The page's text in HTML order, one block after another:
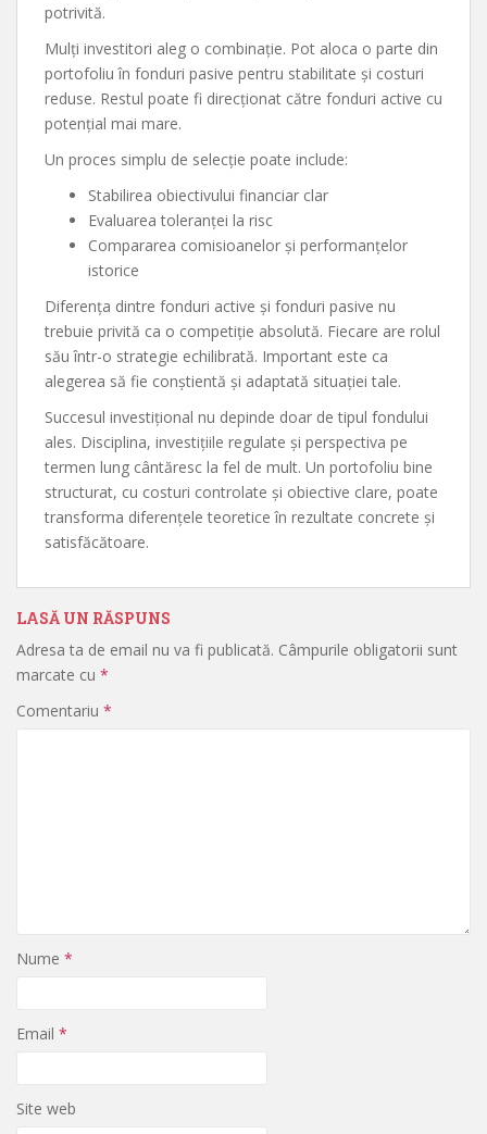
potrivită.
Mulți investitori aleg o combinație. Pot aloca o parte din
portofoliu în fonduri pasive pentru stabilitate și costuri
reduse. Restul poate fi direcționat către fonduri active cu
potențial mai mare.
Un proces simplu de selecție poate include:
Stabilirea obiectivului financiar clar
Evaluarea toleranței la risc
Compararea comisioanelor și performanțelor
istorice
Diferența dintre fonduri active și fonduri pasive nu
trebuie privită ca o competiție absolută. Fiecare are rolul
său într-o strategie echilibrată. Important este ca
alegerea să fie conștientă și adaptată situației tale.
Succesul investițional nu depinde doar de tipul fondului
ales. Disciplina, investițiile regulate și perspectiva pe
termen lung cântăresc la fel de mult. Un portofoliu bine
structurat, cu costuri controlate și obiective clare, poate
transforma diferențele teoretice în rezultate concrete și
satisfăcătoare.
LASĂ UN RĂSPUNS
Adresa ta de email nu va fi publicată. Câmpurile obligatorii sunt
marcate cu *
Comentariu *
Nume *
Email *
Site web